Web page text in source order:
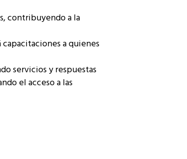
contribuyendo a la
a quienes
servicios y respuestas
el acceso a las